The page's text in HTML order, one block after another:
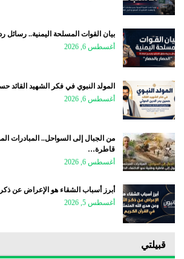
بيان القوات المسلحة اليمنية.. رسائل
أغسطس 6, 2026
المولد النبوي في فكر الشهيد القائد
أغسطس 6, 2026
من الجبال إلى السواحل.. المبادرات
قاطرة…
أغسطس 6, 2026
أبرز أسباب الشقاء هو الإعراض عن
أغسطس 5, 2026
قبيلتي